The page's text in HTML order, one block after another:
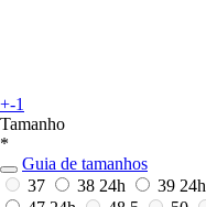
+-1
Tamanho
*
Guia de tamanhos
37
38 24h 39 24h